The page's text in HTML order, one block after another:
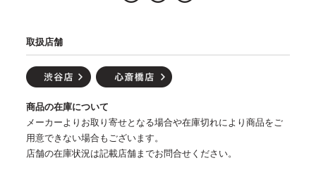
取扱店舗
商品の在庫について
メーカーよりお取り寄せとなる場合や在庫切れにより商品をご
用意できない場合もございます。
店舗の在庫状況は記載店舗までお問合せください。